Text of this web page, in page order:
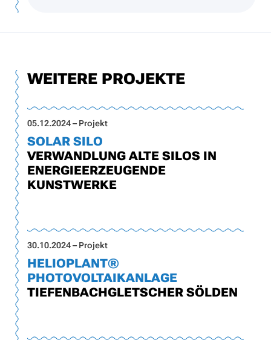
WEITERE PROJEKTE
05.12.2024 – Projekt
SOLAR SILO
VERWANDLUNG ALTE SILOS IN
ENERGIEERZEUGENDE
KUNSTWERKE
30.10.2024 – Projekt
HELIOPLANT®
PHOTOVOLTAIKANLAGE
TIEFENBACHGLETSCHER SÖLDEN